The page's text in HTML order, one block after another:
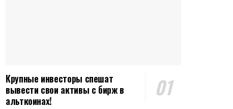
Крупные инвесторы спешат
вывести свои активы с бирж в
альткоинах!